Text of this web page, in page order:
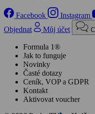
Facebook Instagram
Objednat
Můj účet
Formula 1®
Jak to funguje
Novinky
Časté dotazy
Ceník, VOP a GDPR
Kontakt
Aktivovat voucher